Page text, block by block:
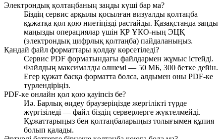
Электрондық қолтаңбаның заңды күші бар ма?
Біздің сервис арқылы қосылған визуалды қолтаңба
құжатқа қол қою ниетіңізді растайды. Қазақстанда заңды
маңызды операциялар үшін ҚР ҰКО-ның ЭЦҚ
(электрондық цифрлық қолтаңба) пайдаланыңыз.
Қандай файл форматтары қолдау көрсетіледі?
Сервис PDF форматындағы файлдармен жұмыс істейді.
Файлдың максималды өлшемі — 50 МБ, 300 бетке дейін.
Егер құжат басқа форматта болса, алдымен оны PDF-ке
түрлендіріңіз.
PDF-ке онлайн қол қою қауіпсіз бе?
Иә. Барлық өңдеу браузеріңізде жергілікті түрде
жүргізіледі — файл біздің серверлерге жүктелмейді.
Құжаттарыңыз бен қолтаңбаларыңыз толығымен құпия
болып қалады.